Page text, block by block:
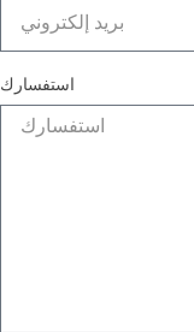
استفسارك